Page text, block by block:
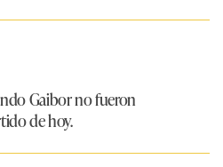
Gaibor no fueron
de hoy.